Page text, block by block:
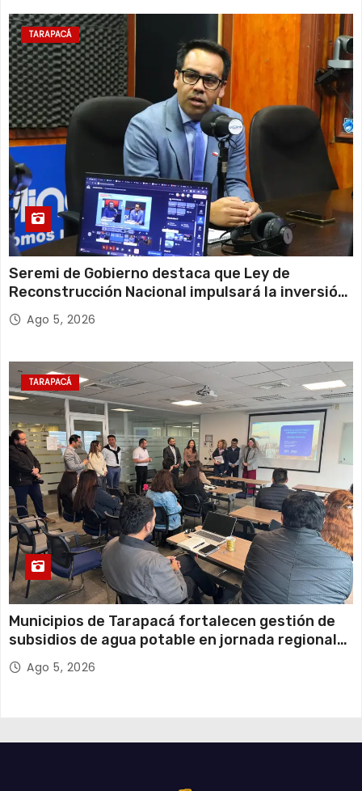
TARAPACÁ
Seremi de Gobierno destaca que Ley de
Reconstrucción Nacional impulsará la inversión
y el empleo en Tarapacá
Ago 5, 2026
TARAPACÁ
Municipios de Tarapacá fortalecen gestión de
subsidios de agua potable en jornada regional
organizada por Aguas del Altiplano y ANDESS
Ago 5, 2026